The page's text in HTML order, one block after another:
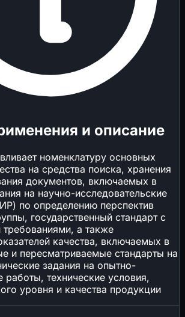
и описание
номенклатуру основных
на средства поиска, хранения
документов, включаемых в
на научно-исследовательские
по определению перспектив
государственный стандарт с
требованиями, а также
качества, включаемых в
и пересматриваемые стандарты на
задания на опытно-
работы, технические условия,
уровня и качества продукции